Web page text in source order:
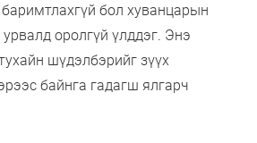
бол хуванцарын
оролгүй үлддэг. Энэ
шүдэлбэрийг зүүх
байнга гадагш ялгарч